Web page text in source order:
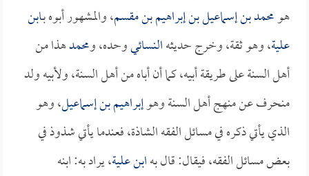
هومحمد بن إسماعيل بن إبراهيم بن مقسم، والمشهور أبوه بـابن
علية، وهو ثقة، وخرج حديثهالنسائيوحده، ومحمدهذا من
أهل السنة على طريقة أبيه، كما أن أباه من أهل السنة، ولأبيه ولد
منحرف عن منهج أهل السنة وهوإبراهيم بن إسماعيل، وهو
الذي يأتي ذكره في مسائل الفقه الشاذة، فعندما يأتي شذوذ في
بعض مسائل الفقه، فيقال: قال بهابن علية، يراد به: ابنه